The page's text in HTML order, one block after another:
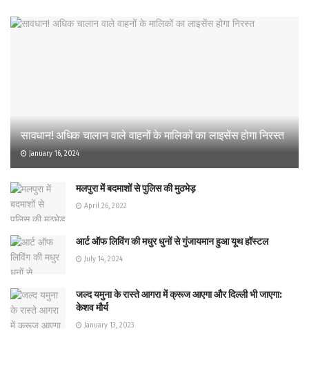
सावधान! अधिक चालान वाले वाहनों के मालिकों का लाइसेंस होगा निरस्त
January 16, 2024
मलपुरा में बदमाशों से पुलिस की मुठभेड़
April 26, 2022
आर्ट ऑफ लिविंग की मधुर धुनों से गुंजायमान हुआ यूथ हॉस्टल
July 14, 2024
जल्द यमुना के रास्ते आगरा में क्रूज आएगा और दिल्ली भी जाएगा:
केशव मौर्य
January 13, 2023